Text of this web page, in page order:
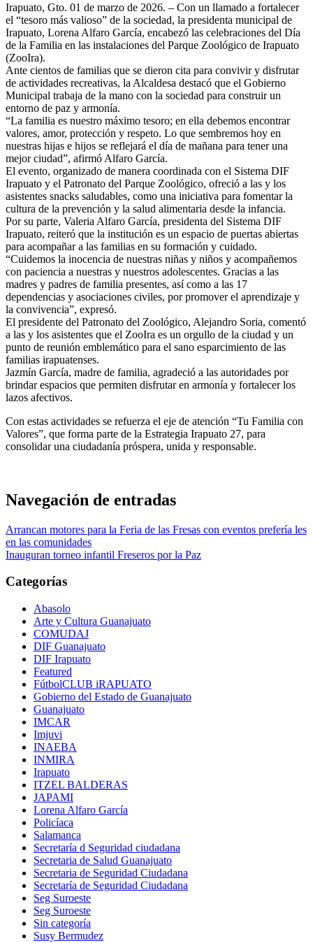
Irapuato, Gto. 01 de marzo de 2026. – Con un llamado a fortalecer
el “tesoro más valioso” de la sociedad, la presidenta municipal de
Irapuato, Lorena Alfaro García, encabezó las celebraciones del Día
de la Familia en las instalaciones del Parque Zoológico de Irapuato
(ZooIra).
Ante cientos de familias que se dieron cita para convivir y disfrutar
de actividades recreativas, la Alcaldesa destacó que el Gobierno
Municipal trabaja de la mano con la sociedad para construir un
entorno de paz y armonía.
“La familia es nuestro máximo tesoro; en ella debemos encontrar
valores, amor, protección y respeto. Lo que sembremos hoy en
nuestras hijas e hijos se reflejará el día de mañana para tener una
mejor ciudad”, afirmó Alfaro García.
El evento, organizado de manera coordinada con el Sistema DIF
Irapuato y el Patronato del Parque Zoológico, ofreció a las y los
asistentes snacks saludables, como una iniciativa para fomentar la
cultura de la prevención y la salud alimentaria desde la infancia.
Por su parte, Valeria Alfaro García, presidenta del Sistema DIF
Irapuato, reiteró que la institución es un espacio de puertas abiertas
para acompañar a las familias en su formación y cuidado.
“Cuidemos la inocencia de nuestras niñas y niños y acompañemos
con paciencia a nuestras y nuestros adolescentes. Gracias a las
madres y padres de familia presentes, así como a las 17
dependencias y asociaciones civiles, por promover el aprendizaje y
la convivencia”, expresó.
El presidente del Patronato del Zoológico, Alejandro Soria, comentó
a las y los asistentes que el ZooIra es un orgullo de la ciudad y un
punto de reunión emblemático para el sano esparcimiento de las
familias irapuatenses.
Jazmín García, madre de familia, agradeció a las autoridades por
brindar espacios que permiten disfrutar en armonía y fortalecer los
lazos afectivos.
Con estas actividades se refuerza el eje de atención “Tu Familia con
Valores”, que forma parte de la Estrategia Irapuato 27, para
consolidar una ciudadanía próspera, unida y responsable.
Navegación de entradas
Arrancan motores para la Feria de las Fresas con eventos prefería les
en las comunidades
Inauguran torneo infantil Freseros por la Paz
Categorías
Abasolo
Arte y Cultura Guanajuato
COMUDAJ
DIF Guanajuato
DIF Irapuato
Featured
FútbolCLUB iRAPUATO
Gobierno del Estado de Guanajuato
Guanajuato
IMCAR
Imjuvi
INAEBA
INMIRA
Irapuato
ITZEL BALDERAS
JAPAMI
Lorena Alfaro García
Policíaca
Salamanca
Secretaría d Seguridad ciudadana
Secretaria de Salud Guanajuato
Secretaria de Seguridad Ciudadana
Secretaría de Seguridad Ciudadana
Seg Suroeste
Seg Suroeste
Sin categoría
Susy Bermudez